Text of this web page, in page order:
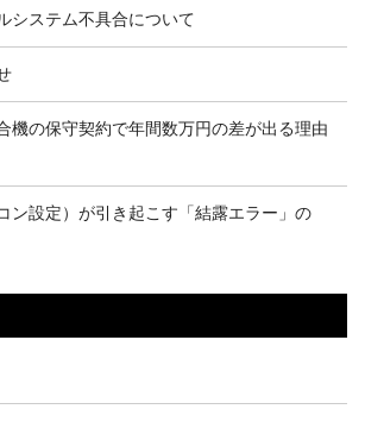
システム不具合について
機の保守契約で年間数万円の差が出る理由
ン設定）が引き起こす「結露エラー」の